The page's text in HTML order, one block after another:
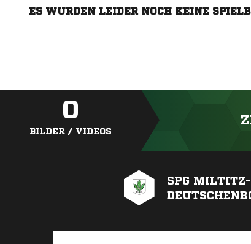
ES WURDEN LEIDER NOCH KEINE
0
BILDER / VIDEOS
SPG